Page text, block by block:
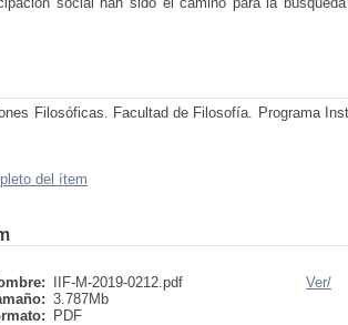
Filosóficas. Facultad de Filosofía. Programa
del ítem
IIF-M-2019-0212.pdf
3.787Mb
PDF
Ver/